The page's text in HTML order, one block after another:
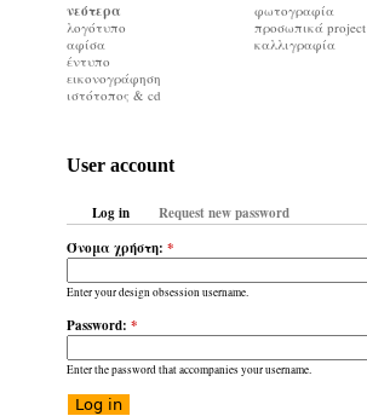
νεότερα
λογότυπο
αφίσα
έντυπο
εικονογράφηση
ιστότοπος & cd
φωτογραφία
προσωπικά project
καλλιγραφία
User account
Log in
Request new password
Όνομα χρήστη: *
Enter your design obsession username.
Password: *
Enter the password that accompanies your username.